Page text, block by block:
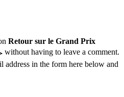
Retour sur le Grand Prix
without having to leave a comment.
address in the form here below and